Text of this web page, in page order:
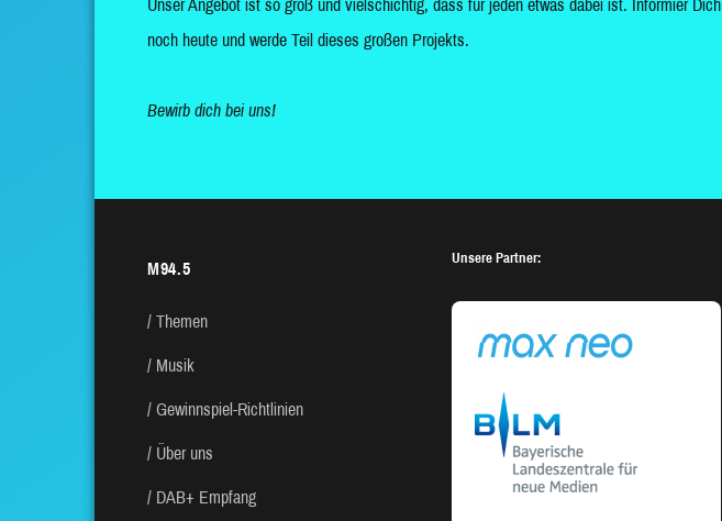
Unser Angebot ist so groß und vielschichtig, dass für jeden etwas dabei ist. Informier Dich
noch heute und werde Teil dieses großen Projekts.
Bewirb dich bei uns!
M94.5
Themen
Musik
Gewinnspiel-Richtlinien
Über uns
DAB+ Empfang
Unsere Partner: